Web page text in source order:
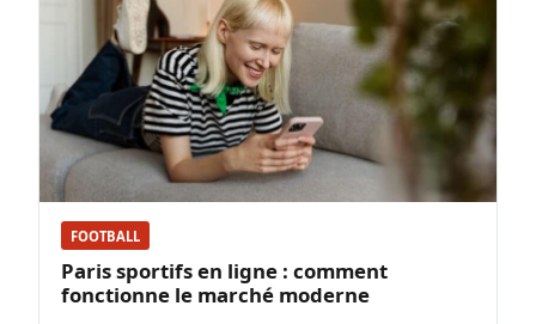
FOOTBALL
Paris sportifs en ligne : comment
fonctionne le marché moderne